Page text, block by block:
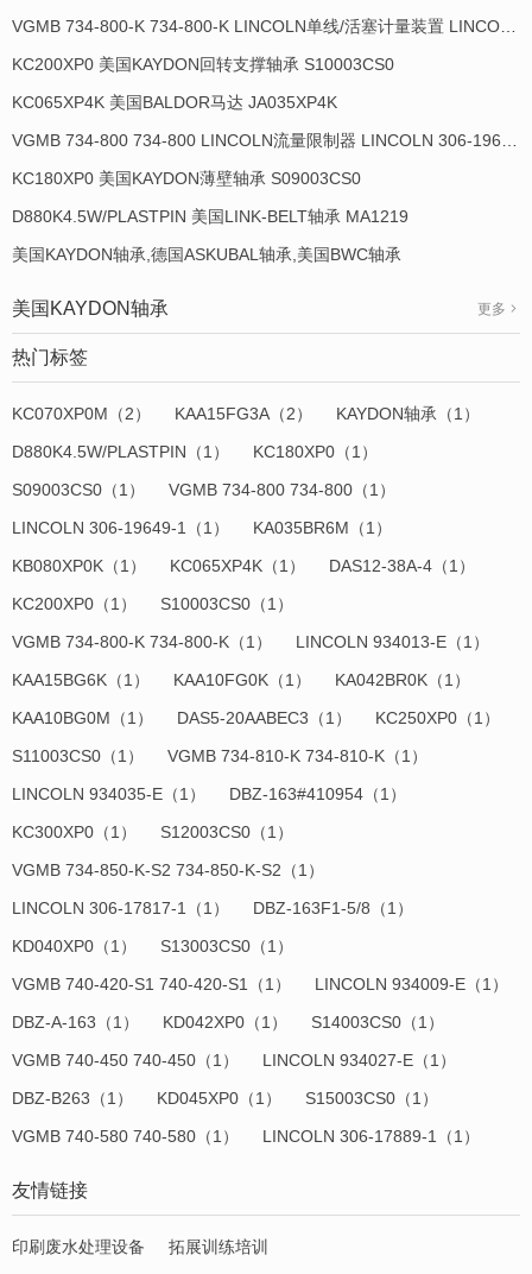
KC200XP0 美国KAYDON回转支撑轴承 S10003CS0
KC065XP4K 美国BALDOR马达 JA035XP4K
KC180XP0 美国KAYDON薄壁轴承 S09003CS0
D880K4.5W/PLASTPIN 美国LINK-BELT轴承 MA1219
美国KAYDON轴承,德国ASKUBAL轴承,美国BWC轴承
美国KAYDON轴承 更多
热门标签
KC070XP0M（2） KAA15FG3A（2）
KAYDON轴承（1）
D880K4.5W/PLASTPIN（1）
KC180XP0（1）
S09003CS0（1）
VGMB 734-800 734-800（1）
LINCOLN 306-19649-1（1）
KA035BR6M（1）
KB080XP0K（1）
KC065XP4K（1）
DAS12-38A-4（1）
KC200XP0（1）
S10003CS0（1）
VGMB 734-800-K 734-800-K（1）
LINCOLN 934013-E（1）
KAA15BG6K（1）
KAA10FG0K（1）
KA042BR0K（1）
KAA10BG0M（1）
DAS5-20AABEC3（1）
KC250XP0（1）
S11003CS0（1）
VGMB 734-810-K 734-810-K（1）
LINCOLN 934035-E（1）
DBZ-163#410954（1）
KC300XP0（1）
S12003CS0（1）
VGMB 734-850-K-S2 734-850-K-S2（1）
LINCOLN 306-17817-1（1）
DBZ-163F1-5/8（1）
KD040XP0（1）
S13003CS0（1）
VGMB 740-420-S1 740-420-S1（1）
LINCOLN 934009-E（1）
DBZ-A-163（1）
KD042XP0（1）
S14003CS0（1）
VGMB 740-450 740-450（1）
LINCOLN 934027-E（1）
DBZ-B263（1）
KD045XP0（1）
S15003CS0（1）
VGMB 740-580 740-580（1）
LINCOLN 306-17889-1（1）
友情链接
印刷废水处理设备 拓展训练培训